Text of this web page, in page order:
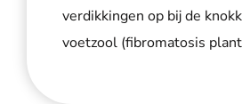
verdikkingen op bij de
voetzool (fibromatosis